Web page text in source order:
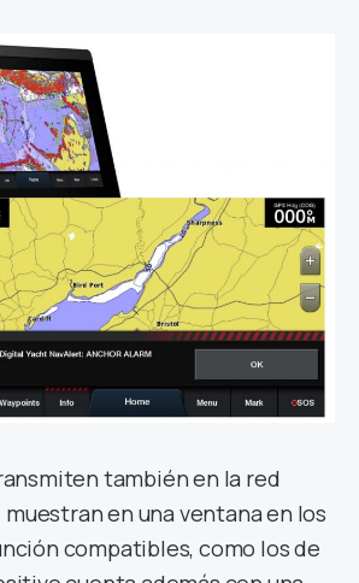
también en la red
muestran en una ventana en los
compatibles, como los de